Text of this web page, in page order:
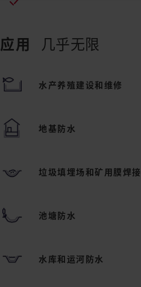
应用 几乎无限
水产养殖建设和维修
地基防水
垃圾填埋场和矿用膜焊接
池塘防水
水库和运河防水